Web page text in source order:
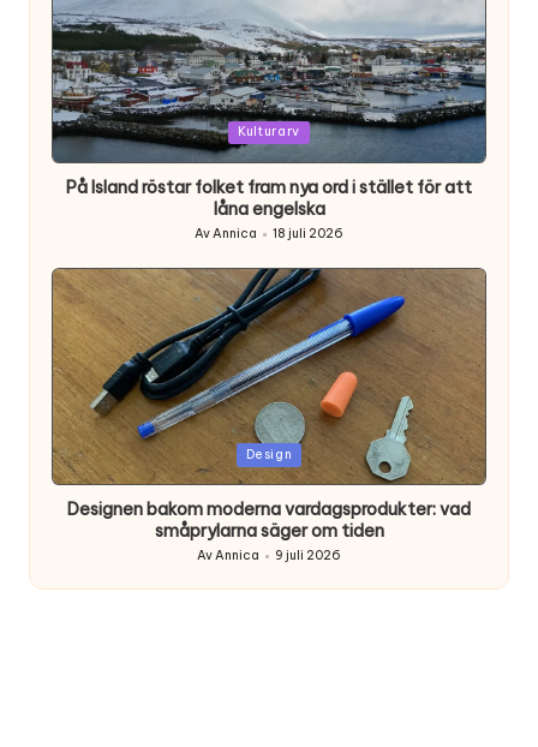
Posted
Kulturarv
På Island röstar folket fram nya ord i stället för att
låna engelska
Posted
by
AvAnnica 18 juli 2026
Posted
in
Design
Designen bakom moderna vardagsprodukter: vad
småprylarna säger om tiden
by
AvAnnica 9 juli 2026